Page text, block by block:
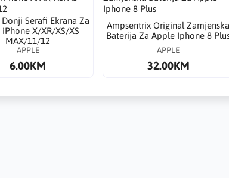
Donji Serafi Ekrana Za
X/XR/XS/XS
MAX/11/12
APPLE
6.00KM
Ampsentrix Original Zamjenska
Baterija Za Apple Iphone 8
APPLE
32.00KM